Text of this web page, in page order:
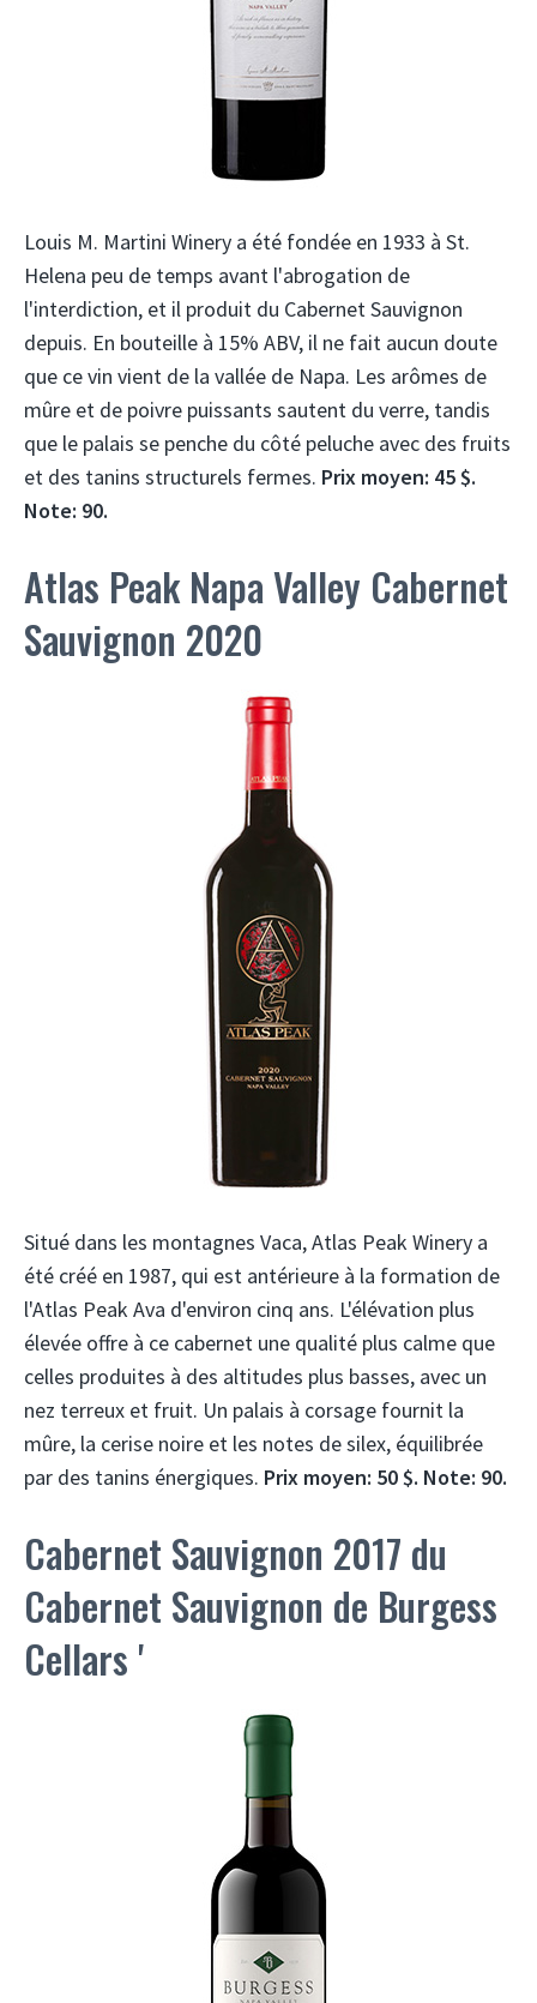
Louis M. Martini Winery a été fondée en 1933 à St.
Helena peu de temps avant l'abrogation de
l'interdiction, et il produit du Cabernet Sauvignon
depuis. En bouteille à 15% ABV, il ne fait aucun doute
que ce vin vient de la vallée de Napa. Les arômes de
mûre et de poivre puissants sautent du verre, tandis
que le palais se penche du côté peluche avec des fruits
et des tanins structurels fermes. Prix ​​moyen: 45 $.
Note: 90.
Atlas Peak Napa Valley Cabernet
Sauvignon 2020
Situé dans les montagnes Vaca, Atlas Peak Winery a
été créé en 1987, qui est antérieure à la formation de
l'Atlas Peak Ava d'environ cinq ans. L'élévation plus
élevée offre à ce cabernet une qualité plus calme que
celles produites à des altitudes plus basses, avec un
nez terreux et fruit. Un palais à corsage fournit la
mûre, la cerise noire et les notes de silex, équilibrée
par des tanins énergiques. Prix ​​moyen: 50 $. Note: 90.
Cabernet Sauvignon 2017 du
Cabernet Sauvignon de Burgess
Cellars '